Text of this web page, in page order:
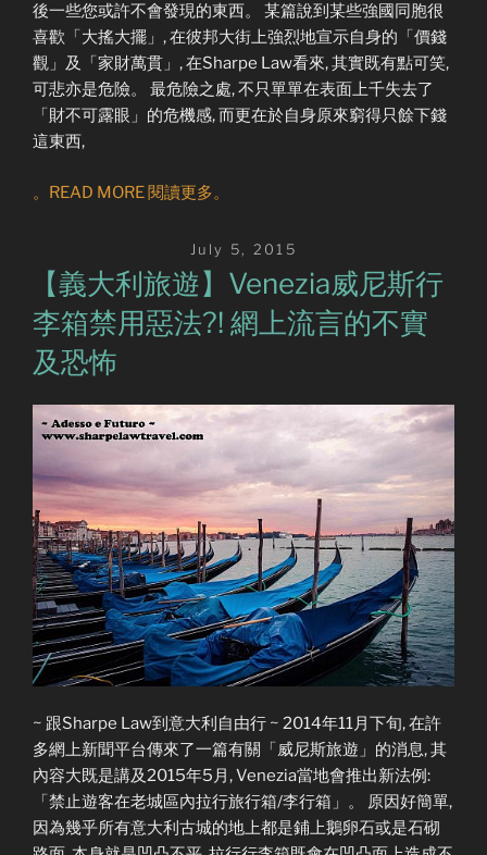
後一些您或許不會發現的東西。 某篇說到某些強國同胞很
喜歡「大搖大擺」, 在彼邦大街上強烈地宣示自身的「價錢
觀」及「家財萬貫」, 在Sharpe Law看來, 其實既有點可笑,
可悲亦是危險。 最危險之處, 不只單單在表面上千失去了
「財不可露眼」的危機感, 而更在於自身原來窮得只餘下錢
這東西,
。READ MORE 閱讀更多。
Posted
on
July 5, 2015
【義大利旅遊】Venezia威尼斯行
李箱禁用惡法?! 網上流言的不實
及恐怖
~ 跟Sharpe Law到意大利自由行 ~ 2014年11月下旬, 在許
多網上新聞平台傳來了一篇有關「威尼斯旅遊」的消息, 其
內容大既是講及2015年5月, Venezia當地會推出新法例:
「禁止遊客在老城區內拉行旅行箱/李行箱」。 原因好簡單,
因為幾乎所有意大利古城的地上都是鋪上鵝卵石或是石砌